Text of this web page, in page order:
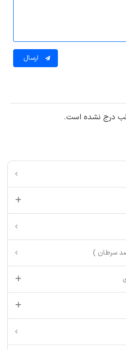
ارسال
درج نشده است.
ضد سرطان )